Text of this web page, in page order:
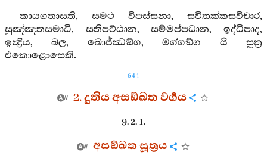
කායගතාසති, සමථ විපස්සනා, සවිතක්කසවිචාර,
සුඤ්ඤතසමාධි, සතිපට්ඨාන, සම්මප්පධාන, ඉද්ධිපාද,
ඉන්‍ද්‍රිය, බල, බොජ්ඣඞ්ග, මග්ගඞ්ග යි සූත්‍ර
එකොළොසෙකි.
641
2. දුතිය අසඞ්ඛත වර්‍ගය
9. 2. 1.
අසඞ්ඛත සූත්‍රය